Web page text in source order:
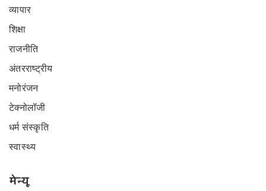
व्यापार
शिक्षा
राजनीति
अंतरराष्ट्रीय
मनोरंजन
टेक्नोलॉजी
धर्म संस्कृति
स्वास्थ्य
मेन्यू